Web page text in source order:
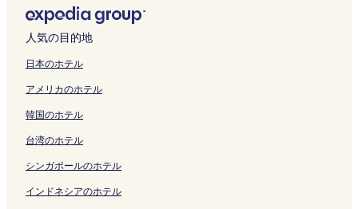
-
d
-
a
d
i
n
の
ー
を
開
く
リ
ク
ジ
を
開
く
ン
n
c
u
i
e
の
ペ
ー
を
リ
ン
ク
a
の
ペ
ー
を
く
リ
ン
ク
を
開
く
リ
ク
e
d
P
z
n
a
s
の
ー
ー
ジ
を
開
リ
ク
a
i
の
ー
を
開
く
リ
ク
i
è
e
ペ
ジ
を
開
く
ン
e
r
e
e
e
r
j
a
の
a
n
の
ペ
ジ
開
く
リ
ン
i
l
e
の
ー
ジ
を
開
リ
e
r
m
o
t
'
H
e
r
u
e
S
p
i
の
ペ
ー
ジ
開
'
H
t
s
e
F
l
e
r
a
r
c
ペ
ジ
を
開
く
ン
人気の目的地
日本のホテル
アメリカのホテル
韓国のホテル
台湾のホテル
シンガポールのホテル
インドネシアのホテル